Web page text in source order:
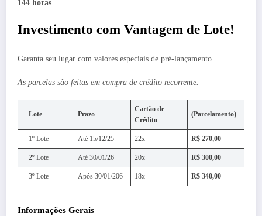
144 horas
Investimento com Vantagem de Lote!
Garanta seu lugar com valores especiais de pré-lançamento.
As parcelas são feitas em compra de crédito recorrente.
Lote Prazo
Cartão de
Crédito
(Parcelamento)
1º Lote Até 15/12/25 22x R$ 270,00
2º Lote Até 30/01/26 20x R$ 300,00
3º Lote Após 30/01/206 18x R$ 340,00
Informações Gerais